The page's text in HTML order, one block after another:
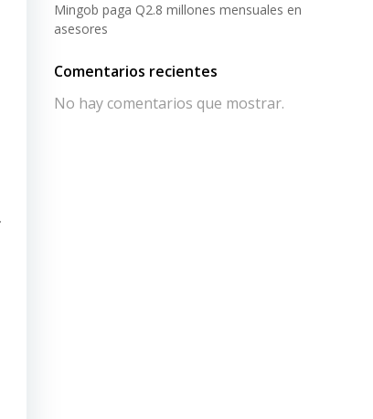
Mingob paga Q2.8 millones mensuales en
asesores
Comentarios recientes
No hay comentarios que mostrar.